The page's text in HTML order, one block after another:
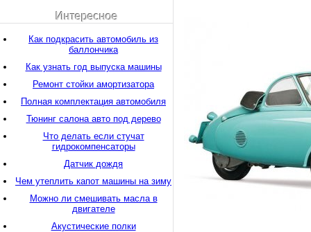
Интересное
Как подкрасить автомобиль из
баллончика
Как узнать год выпуска машины
Ремонт стойки амортизатора
Полная комплектация автомобиля
Тюнинг салона авто под дерево
Что делать если стучат
гидрокомпенсаторы
Датчик дождя
Чем утеплить капот машины на зиму
Можно ли смешивать масла в
двигателе
Акустические полки